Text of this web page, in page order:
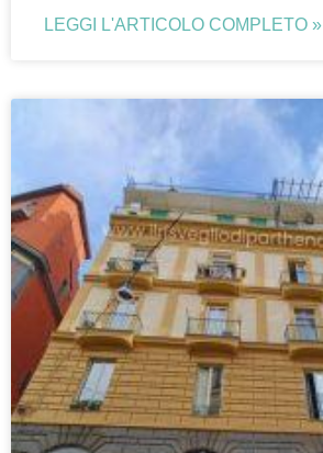
LEGGI L'ARTICOLO COMPLETO »